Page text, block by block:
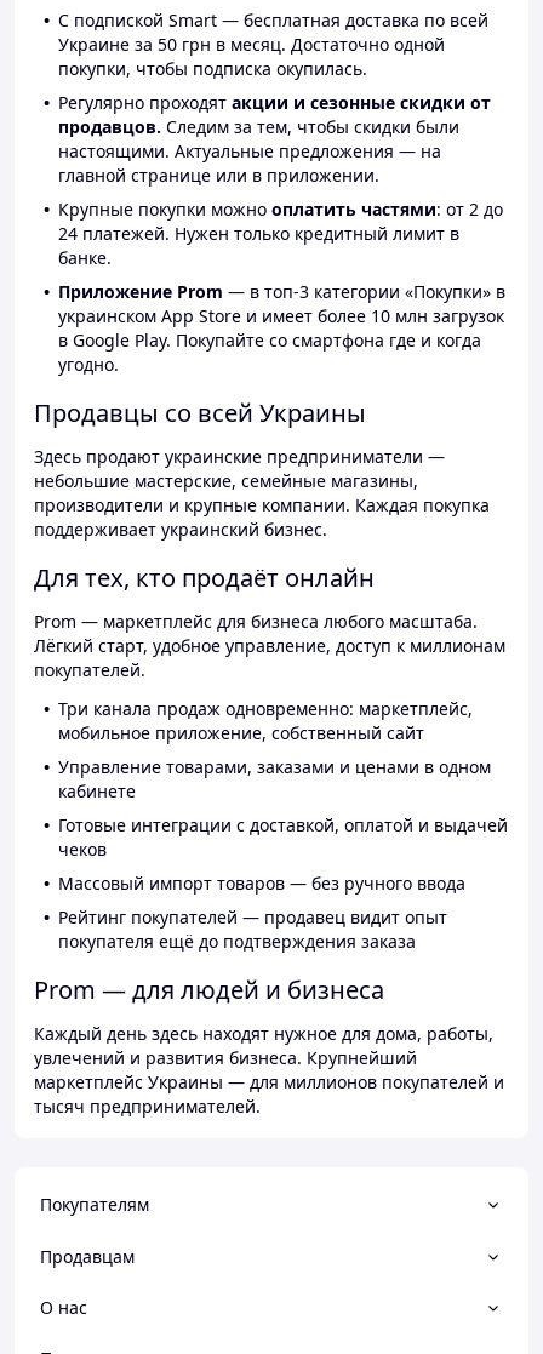
С подпиской Smart — бесплатная доставка по всей
Украине за 50 грн в месяц. Достаточно одной
покупки, чтобы подписка окупилась.
Регулярно проходят акции и сезонные скидки от
продавцов. Следим за тем, чтобы скидки были
настоящими. Актуальные предложения — на
главной странице или в приложении.
Крупные покупки можно оплатить частями: от 2 до
24 платежей. Нужен только кредитный лимит в
банке.
Приложение Prom — в топ-3 категории «Покупки» в
украинском App Store и имеет более 10 млн загрузок
в Google Play. Покупайте со смартфона где и когда
угодно.
Продавцы со всей Украины
Здесь продают украинские предприниматели —
небольшие мастерские, семейные магазины,
производители и крупные компании. Каждая покупка
поддерживает украинский бизнес.
Для тех, кто продаёт онлайн
Prom — маркетплейс для бизнеса любого масштаба.
Лёгкий старт, удобное управление, доступ к миллионам
покупателей.
Три канала продаж одновременно: маркетплейс,
мобильное приложение, собственный сайт
Управление товарами, заказами и ценами в одном
кабинете
Готовые интеграции с доставкой, оплатой и выдачей
чеков
Массовый импорт товаров — без ручного ввода
Рейтинг покупателей — продавец видит опыт
покупателя ещё до подтверждения заказа
Prom — для людей и бизнеса
Каждый день здесь находят нужное для дома, работы,
увлечений и развития бизнеса. Крупнейший
маркетплейс Украины — для миллионов покупателей и
тысяч предпринимателей.
Покупателям
Продавцам
О нас